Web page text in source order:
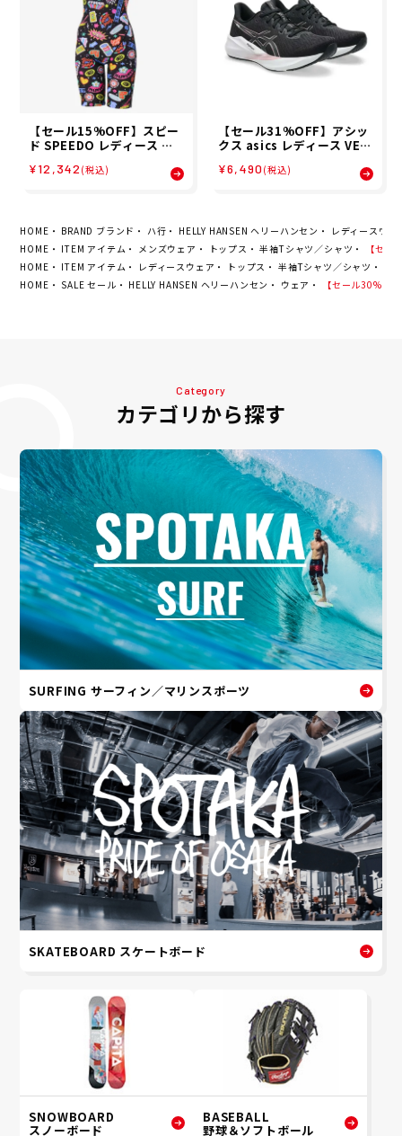
【セール15%OFF】スピー
ド SPEEDO レディース カ
ミニオープンバック ニース
STW12654-K 26S2
¥12,342 (税込)
【セール31%OFF】アシッ
クス asics レディース VER
ューズ 1012B775-003 26
¥6,490 (税込)
HOME BRAND ブランド ハ行 HELLY HANSEN ヘリーハンセン
レディースウェ
HOME
ITEM アイテム メンズウェア トップス 半袖Tシャツ／シャツ
【セー
HOME
ITEM アイテム レディースウェア トップス 半袖Tシャツ／シャツ
HOME
SALE セール HELLY HANSEN ヘリーハンセン ウェア 【セール
Category
カテゴリから探す
SURFING サーフィン／マリンスポーツ
SKATEBOARD スケートボード
SNOWBOARD
スノーボード
BASEBALL
野球＆ソフトボール